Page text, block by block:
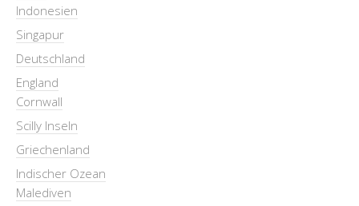
Indonesien
Singapur
Deutschland
England
Cornwall
Scilly Inseln
Griechenland
Indischer Ozean
Malediven